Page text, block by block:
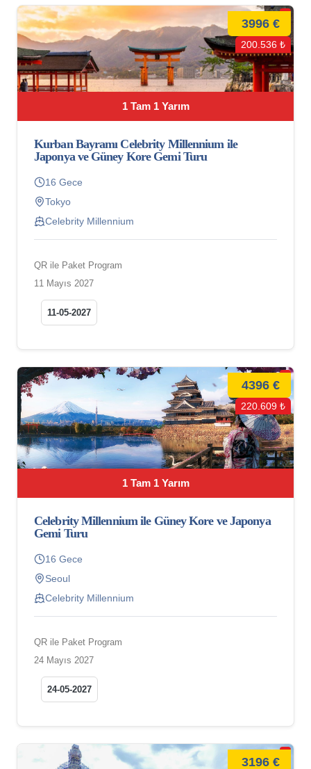
1 Tam 1 Yarım
3996 €
200.536 ₺
Kurban Bayramı Celebrity Millennium ile
Japonya ve Güney Kore Gemi Turu
16 Gece
Tokyo
Celebrity Millennium
QR ile Paket Program
11 Mayıs 2027
11-05-2027
1 Tam 1 Yarım
4396 €
220.609 ₺
Celebrity Millennium ile Güney Kore ve Japonya
Gemi Turu
16 Gece
Seoul
Celebrity Millennium
QR ile Paket Program
24 Mayıs 2027
24-05-2027
3196 €